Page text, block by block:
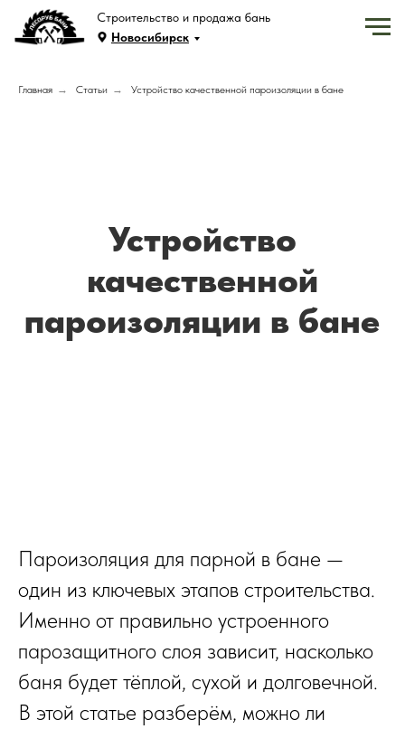
Строительство и продажа бань
Новосибирск
Главная → Статьи → Устройство качественной пароизоляции в бане
пароизоляции в бане
Пароизоляция для парной в бане —
один из ключевых этапов строительства.
Именно от правильно устроенного
парозащитного слоя зависит, насколько
баня будет тёплой, сухой и долговечной.
В этой статье разберём, можно ли